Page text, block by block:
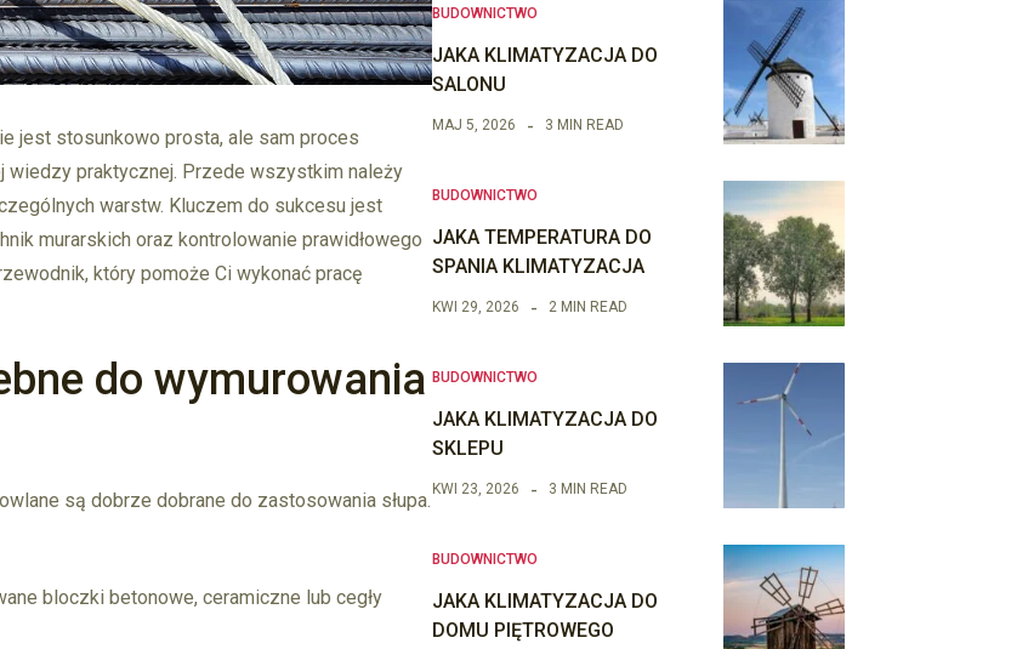
jest stosunkowo prosta, ale sam proces
wiedzy praktycznej. Przede wszystkim należy
warstw. Kluczem do sukcesu jest
murarskich oraz kontrolowanie prawidłowego
który pomoże Ci wykonać pracę
do wymurowania
są dobrze dobrane do zastosowania słupa.
bloczki betonowe, ceramiczne lub cegły
BUDOWNICTWO
JAKA KLIMATYZACJA DO
SALONU
MAJ 5, 2026 3 MIN READ
BUDOWNICTWO
JAKA TEMPERATURA DO
SPANIA KLIMATYZACJA
KWI 29, 2026 2 MIN READ
BUDOWNICTWO
JAKA KLIMATYZACJA DO
SKLEPU
KWI 23, 2026 3 MIN READ
BUDOWNICTWO
JAKA KLIMATYZACJA DO
DOMU PIĘTROWEGO